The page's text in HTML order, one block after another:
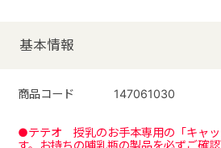
基本情報
商品コード 147061030
●テテオ 授乳のお手本専用の「キャッ